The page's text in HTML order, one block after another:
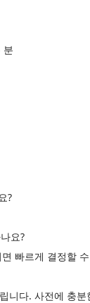
분
?
요?
빠르게 결정할
니다. 사전에 충